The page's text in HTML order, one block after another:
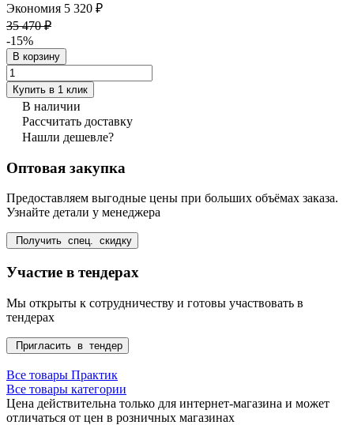
Экономия 5 320 ₽
35 470 ₽
-15%
В корзину
Купить в 1 клик
В наличии
Рассчитать доставку
Нашли дешевле?
Оптовая закупка
Предоставляем выгодные цены при больших объёмах заказа.
Узнайте детали у менеджера
Получить спец. скидку
Участие в тендерах
Мы открыты к сотрудничеству и готовы участвовать в
тендерах
Пригласить в тендер
Все товары Практик
Все товары категории
Цена действительна только для интернет-магазина и может
отличаться от цен в розничных магазинах